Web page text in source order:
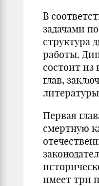
В
задачами
структура
работы.
состоит из
глав,
Первая
смертную
имеет три